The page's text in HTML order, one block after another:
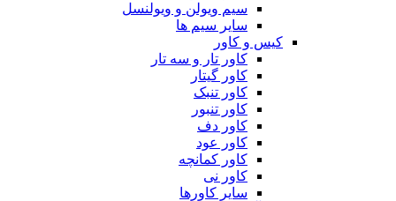
سیم ویولن و ویولنسل
سایر سیم ها
کیس و کاور
کاور تار و سه تار
کاور گیتار
کاور تنبک
کاور تنبور
کاور دف
کاور عود
کاور کمانچه
کاور نی
سایر کاورها